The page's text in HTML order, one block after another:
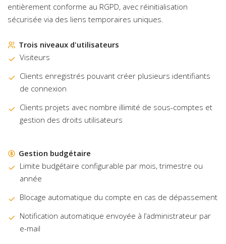
entièrement conforme au RGPD, avec réinitialisation
sécurisée via des liens temporaires uniques.
Trois niveaux d'utilisateurs
Visiteurs
Clients enregistrés pouvant créer plusieurs identifiants
de connexion
Clients projets avec nombre illimité de sous-comptes et
gestion des droits utilisateurs
Gestion budgétaire
Limite budgétaire configurable par mois, trimestre ou
année
Blocage automatique du compte en cas de dépassement
Notification automatique envoyée à l’administrateur par
e-mail